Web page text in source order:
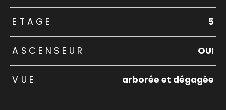
ETAGE 5
ASCENSEUR OUI
VUE arborée et dégagée